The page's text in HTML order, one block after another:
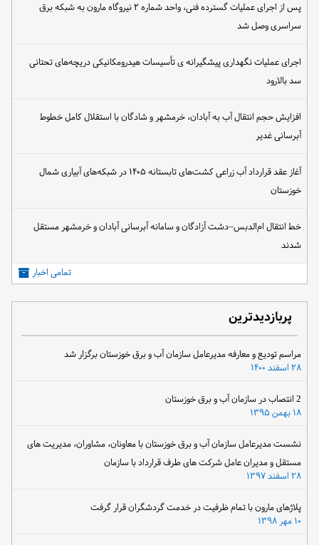
پس از اجرای عملیات گسترده فنی، واحد شماره ۲ نیروگاه مارون به شبکه برق
سراسری وصل شد
اجرای عملیات نگهداری پیشگیرانه ی تأسیسات هیدرومکانیکی دریچه‌های تحتانی
سد بالارود
افزایش حجم انتقال آب به آبادان، خرمشهر و شادگان با استقلال کامل خطوط
آبرسانی غدیر
آغاز عقد قرارداد آب زراعی کشت‌های تابستانه ۱۴۰۵ در شبکه‌های آبیاری شمال
خوزستان
خط انتقال ام‌الدبس–دشت آزادگان و سامانه آبرسانی آبادان و خرمشهر مستقل
شدند
تمامی اخبار
پربازدیدترین
مراسم تودیع و معارفه مدیرعامل سازمان آب و برق خوزستان برگزار شد
۲۸ اسفند ۱۴۰۰
۱۸ بهمن ۱۳۹۵
نشست مدیرعامل سازمان آب و برق خوزستان با معاونان، مشاوران، مدیریت های
مستقل و مدیران عامل شرکت های طرف قرارداد با سازمان
۲۸ اسفند ۱۳۹۷
پلاژهای مارون با تمام ظرفیت در خدمت گردشگران قرار گرفت